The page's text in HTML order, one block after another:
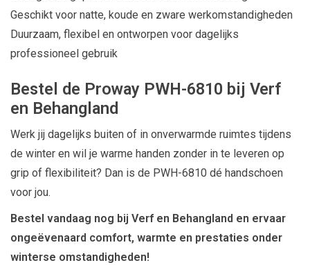
Geschikt voor natte, koude en zware werkomstandigheden
Duurzaam, flexibel en ontworpen voor dagelijks
professioneel gebruik
Bestel de Proway PWH-6810 bij Verf
en Behangland
Werk jij dagelijks buiten of in onverwarmde ruimtes tijdens
de winter en wil je warme handen zonder in te leveren op
grip of flexibiliteit? Dan is de PWH-6810 dé handschoen
voor jou.
Bestel vandaag nog bij Verf en Behangland en ervaar
ongeëvenaard comfort, warmte en prestaties onder
winterse omstandigheden!